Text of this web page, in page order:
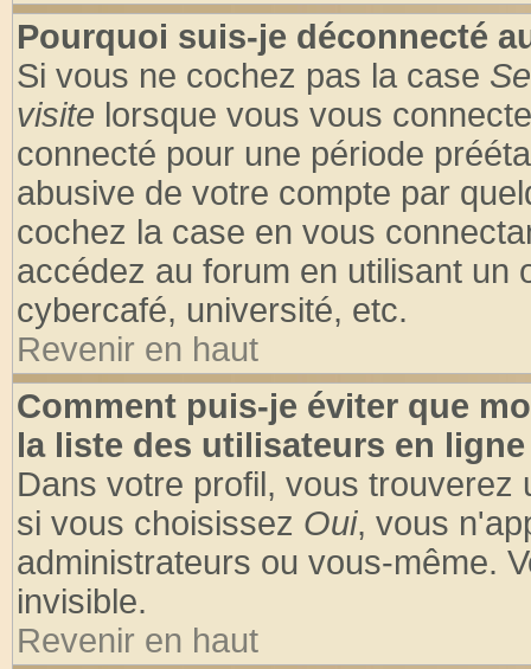
Pourquoi suis-je déconnecté
Si vous ne cochez pas la case
visite lorsque vous vous
connecté pour une période
abusive de votre compte par
cochez la case en vous
accédez au forum en utilisant un
cybercafé, université, etc.
Revenir en haut
Comment puis-je éviter que
la liste des utilisateurs en
Dans votre profil, vous trouverez
si vous choisissez Oui, vous
administrateurs ou vous-même.
invisible.
Revenir en haut